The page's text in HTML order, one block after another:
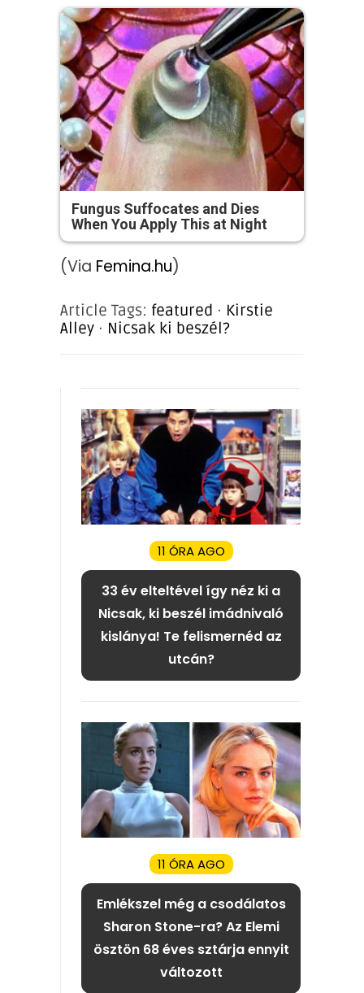
Fungus Suffocates and Dies
When You Apply This at Night
(Via Femina.hu)
Article Tags: featured · Kirstie
Alley · Nicsak ki beszél?
11 ÓRA AGO
33 év elteltével így néz ki a
Nicsak, ki beszél imádnivaló
kislánya! Te felismernéd az
utcán?
11 ÓRA AGO
Emlékszel még a csodálatos
Sharon Stone-ra? Az Elemi
ösztön 68 éves sztárja ennyit
változott